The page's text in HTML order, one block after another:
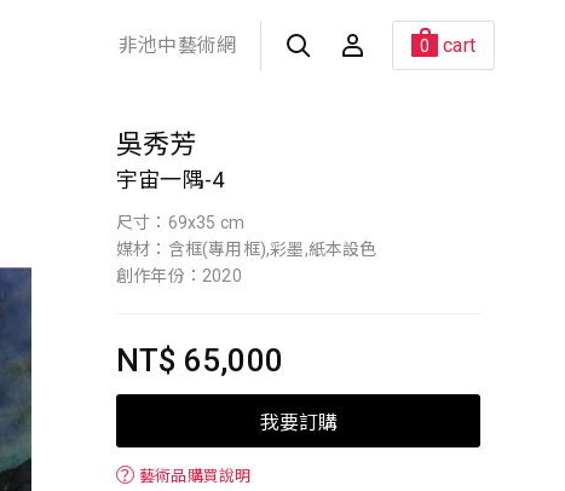
非池中藝術網 0 cart
吳秀芳
宇宙一隅-4
尺寸：69x35 cm
媒材：含框(專用框),彩墨,紙本設色
創作年份：2020
NT$ 65,000
我要訂購
？ 藝術品購買說明